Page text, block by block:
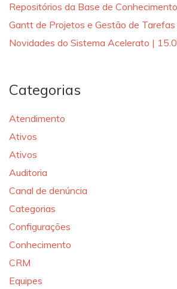
Repositórios da Base de Conhecimento
Gantt de Projetos e Gestão de Tarefas
Novidades do Sistema Acelerato |
Categorias
Atendimento
Ativos
Ativos
Auditoria
Canal de denúncia
Categorias
Configurações
Conhecimento
CRM
Equipes